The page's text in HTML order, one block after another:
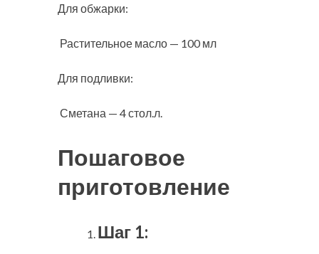
Для обжарки:
Растительное масло — 100 мл
Для подливки:
Сметана — 4 стол.л.
Пошаговое
приготовление
Шаг 1: